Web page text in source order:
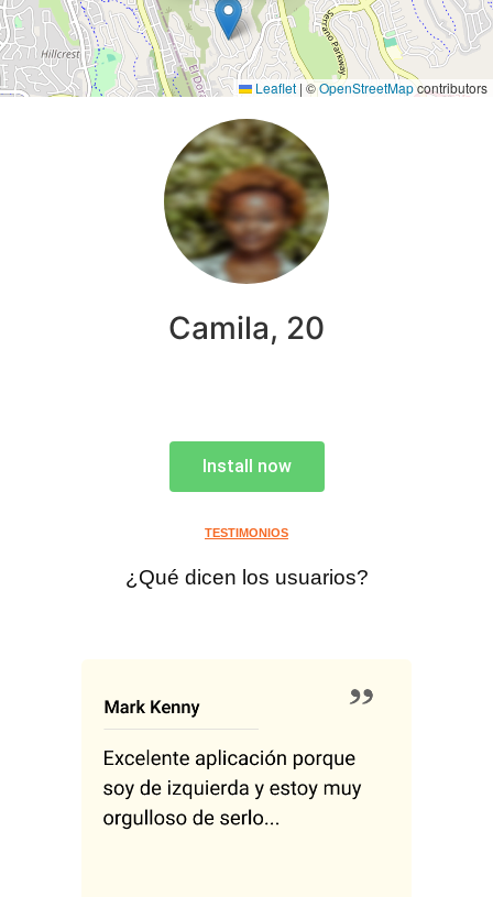
Leaflet | ©OpenStreetMapcontributors
Camila, 20
Install now
TESTIMONIOS
¿Qué dicen los usuarios?